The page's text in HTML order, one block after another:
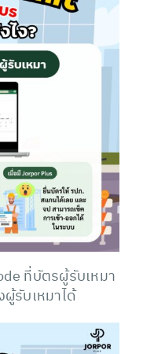
ที่บัตรผู้รับเหมา
รับเหมาได้